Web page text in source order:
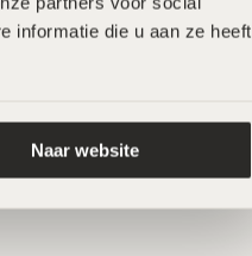
informatie die u aan ze heeft
Naar website